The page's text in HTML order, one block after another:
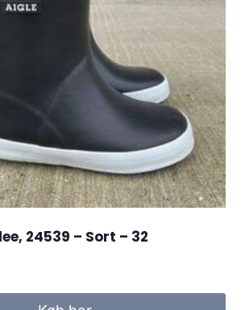
24539 – Sort – 32